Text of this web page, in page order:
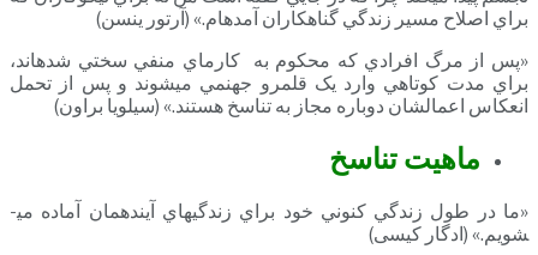
براي اصلاح مسير زندگي گناهکاران آمده­ام.» (آرتور ينسن)
«پس از مرگ افرادي که محکوم به کارماي منفي سختي شده­اند،
براي مدت کوتاهي وارد يک قلمرو جهنمي مي­شوند و پس از تحمل
انعکاس اعمالشان دوباره مجاز به تناسخ هستند.» (سيلويا براون)
ماهيت تناسخ
«ما در طول زندگي کنوني خود براي زندگي­هاي آينده­مان آماده مي­
شويم.» (ادگار کیسی)